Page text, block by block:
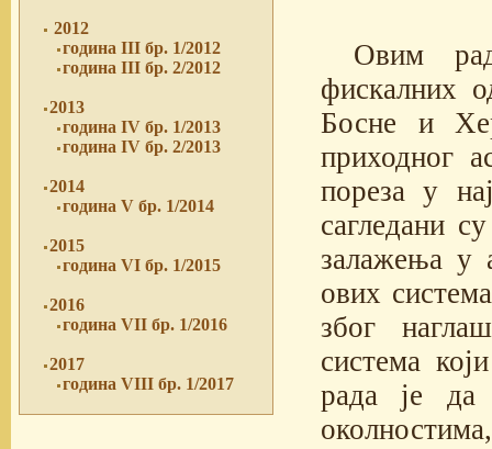
2012
година III бр. 1/2012
година III бр. 2/2012
2013
година IV бр. 1/2013
година IV бр. 2/2013
2014
година V бр. 1/2014
2015
година VI бр. 1/2015
2016
година VII бр. 1/2016
2017
година VIII бр. 1/2017
Овим
фискалних
Босне и
приходног
пореза у
сагледани
залажења у
ових
због
система
рада је да